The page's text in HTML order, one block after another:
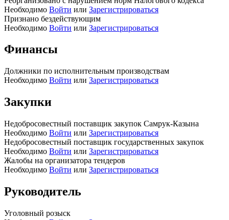
Необходимо Войти или Зарегистрироваться
Признано бездействующим
Необходимо Войти или Зарегистрироваться
Финансы
Должники по исполнительным производствам
Необходимо Войти или Зарегистрироваться
Закупки
Недобросовестный поставщик закупок Самрук-Казына
Необходимо Войти или Зарегистрироваться
Недобросовестный поставщик государственных закупок
Необходимо Войти или Зарегистрироваться
Жалобы на организатора тендеров
Необходимо Войти или Зарегистрироваться
Руководитель
Уголовный розыск